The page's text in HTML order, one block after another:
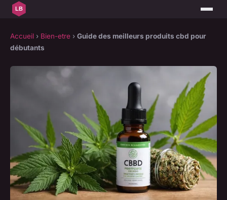
Accueil › Bien-etre › Guide des meilleurs produits cbd pour
débutants